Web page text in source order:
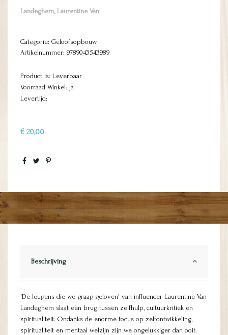
Landeghem, Laurentine Van
Categorie: Geloofsopbouw
Artikelnummer: 9789043543989
Product is: Leverbaar
Voorraad Winkel: Ja
Levertijd:
€ 20,00
Beschrijving
'De leugens die we graag geloven' van influencer Laurentine Van
Landeghem slaat een brug tussen zelfhulp, cultuurkritiek en
spiritualiteit. Ondanks de enorme focus op zelfontwikkeling,
spiritualiteit en mentaal welzijn zijn we ongelukkiger dan ooit.